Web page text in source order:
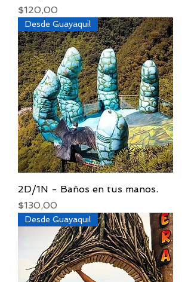
Precio
$120,00
Desde Guayaquil
2D/1N - Baños en tus manos.
Precio
$130,00
Desde Guayaquil